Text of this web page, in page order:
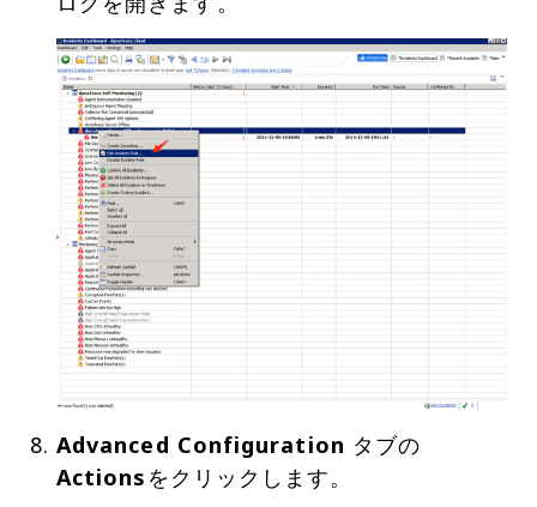
Advanced Configuration タブの
Actions